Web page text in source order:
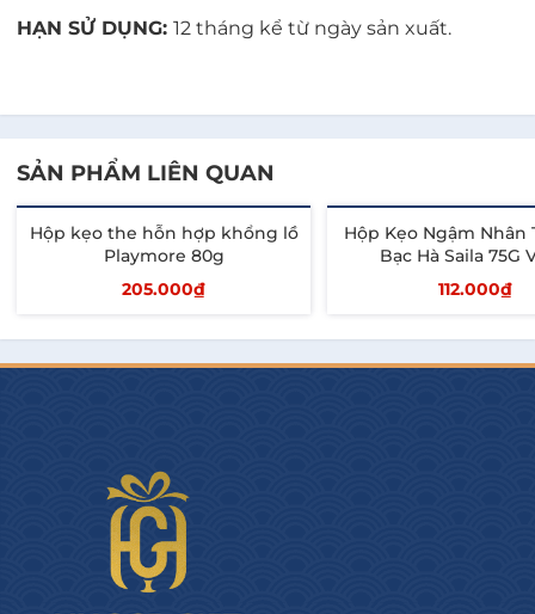
HẠN SỬ DỤNG: 12 tháng kể từ ngày sản xuất.
SẢN PHẨM LIÊN QUAN
Hộp kẹo the hỗn hợp khổng lồ
Playmore 80g
205.000₫
Thêm vào giỏ
Hộp Kẹo Ngậm Nhân
Bạc Hà Saila 75G
112.000₫
Thêm vào giỏ